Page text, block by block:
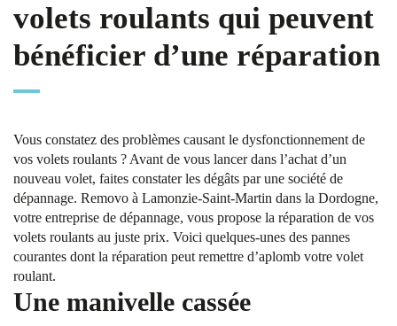
volets roulants qui peuvent
bénéficier d’une réparation
Vous constatez des problèmes causant le dysfonctionnement de
vos volets roulants ? Avant de vous lancer dans l’achat d’un
nouveau volet, faites constater les dégâts par une société de
dépannage. Removo à Lamonzie-Saint-Martin dans la Dordogne,
votre entreprise de dépannage, vous propose la réparation de vos
volets roulants au juste prix. Voici quelques-unes des pannes
courantes dont la réparation peut remettre d’aplomb votre volet
roulant.
Une manivelle cassée